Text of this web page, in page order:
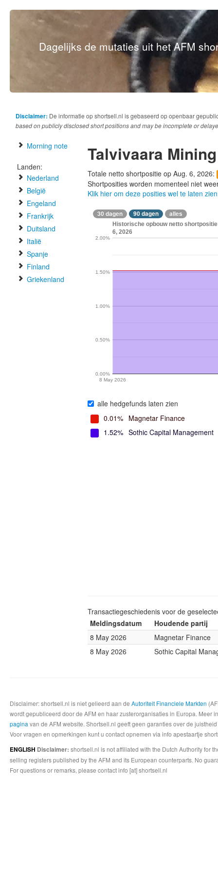
Dagelijks de mutaties uit het AFM
Disclaimer: De informatie op shortsell.nl is gebaseerd op openbaar
based on publicly disclosed short positions and may be incomplete or
Morning note
Landen:
Nederland
België
Engeland
Frankrijk
Duitsland
Italië
Spanje
Finland
Griekenland
Talvivaara
Totale netto shortpositie op Aug. 6, 2026:
Shortposities worden momenteel niet
Klik hier om deze posities wel te laten zien
30 dagen 90 dagen alles
Historische opbouw netto
6, 2026
8 May 2026
0.00%
0.50%
1.00%
1.50%
2.00%
alle hedgefunds laten zien
0.01% Magnetar Finance
1.52% Sothic Capital Management
Transactiegeschiedenis voor de
Meldingsdatum
Houdende partij
8 May 2026
Magnetar Finance
8 May 2026
Sothic Capital
Disclaimer: shortsell.nl is niet gelieerd aan de Autoriteit Financiele Markten
wordt gepubliceerd door de AFM en haar zusterorganisaties in Europa.
pagina van de AFM website. Shortsell.nl geeft geen garanties over de
Voor vragen en opmerkingen kunt u contact opnemen via info apestaartje
ENGLISH Disclaimer: shortsell.nl is not affiliated with the Dutch Authority for
selling registers published by the AFM and its European counterparts. No
For questions or remarks, please contact info [at] shortsell.nl